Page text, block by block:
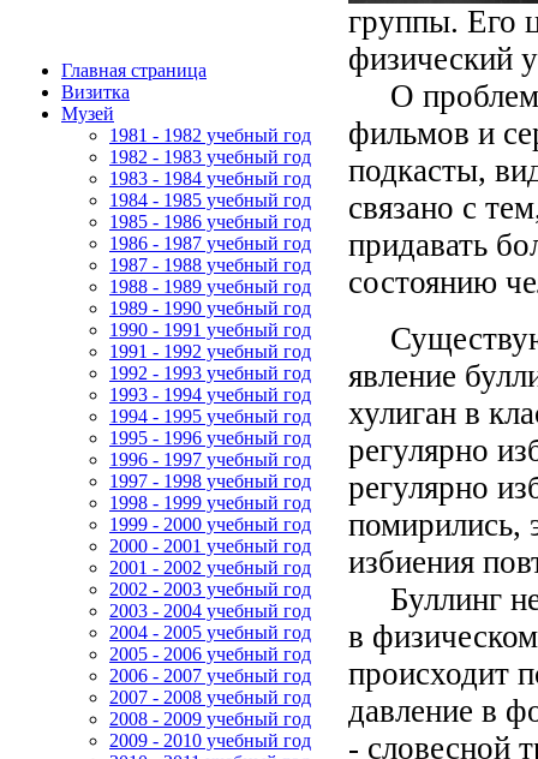
Главная страница
Визитка
Музей
1981 - 1982 учебный год
1982 - 1983 учебный год
1983 - 1984 учебный год
1984 - 1985 учебный год
1985 - 1986 учебный год
1986 - 1987 учебный год
1987 - 1988 учебный год
1988 - 1989 учебный год
1989 - 1990 учебный год
1990 - 1991 учебный год
1991 - 1992 учебный год
1992 - 1993 учебный год
1993 - 1994 учебный год
1994 - 1995 учебный год
1995 - 1996 учебный год
1996 - 1997 учебный год
1997 - 1998 учебный год
1998 - 1999 учебный год
1999 - 2000 учебный год
2000 - 2001 учебный год
2001 - 2002 учебный год
2002 - 2003 учебный год
2003 - 2004 учебный год
2004 - 2005 учебный год
2005 - 2006 учебный год
2006 - 2007 учебный год
2007 - 2008 учебный год
2008 - 2009 учебный год
2009 - 2010 учебный год
группы. Его
физический
О
фильмов и
подкасты,
связано с
придавать
состоянию
явление
хулиган в
регулярно
регулярно
помирились,
избиения
Буллинг не
в
происходит
давление в
- словесной